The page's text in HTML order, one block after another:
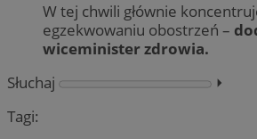
W tej chwili głównie
egzekwowaniu obostrzeń –
wiceminister zdrowia.
Słuchaj
⏵︎
Tagi: